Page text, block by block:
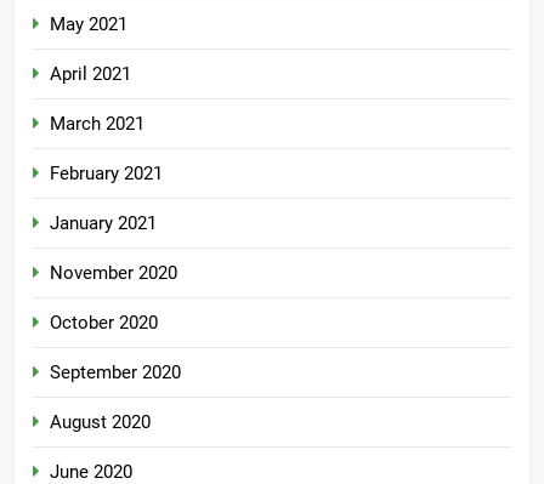
May 2021
April 2021
March 2021
February 2021
January 2021
November 2020
October 2020
September 2020
August 2020
June 2020